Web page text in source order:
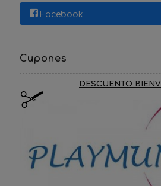
Facebook
Cupones
DESCUENTO